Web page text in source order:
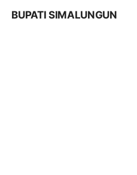
BUPATI SIMALUNGUN